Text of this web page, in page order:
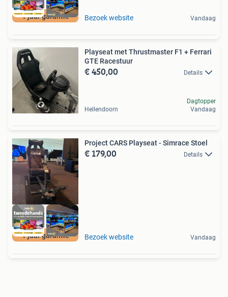
1 jaar garantie Bezoek website Vandaag
Playseat met Thrustmaster F1 + Ferrari
GTE Racestuur
€ 450,00 Details
Hellendoorn
Dagtopper
Vandaag
1 jaar garantie
Project CARS Playseat - Simrace Stoel
€ 179,00 Details
Bezoek website Vandaag